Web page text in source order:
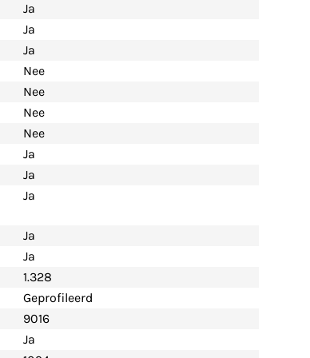
Ja
Ja
Ja
Nee
Nee
Nee
Nee
Ja
Ja
Ja
Ja
Ja
1.328
Geprofileerd
9016
Ja